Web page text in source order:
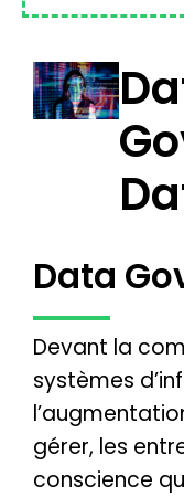
Data
Devant la
systèmes
gérer, les
conscience